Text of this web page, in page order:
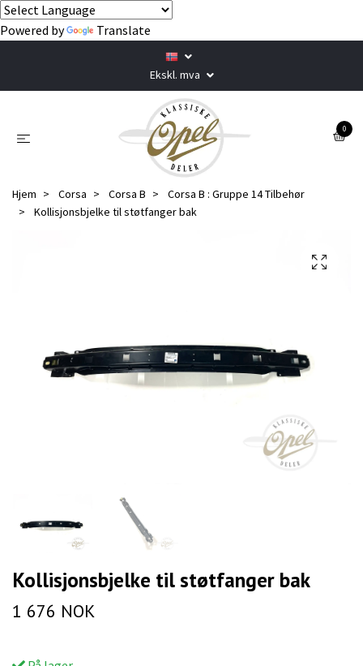
Powered by Translate
Ekskl. mva
0
Hjem Corsa Corsa B
Corsa B : Gruppe 14 Tilbehør
Kollisjonsbjelke til støtfanger bak
Kollisjonsbjelke til støtfanger bak
1 676 NOK